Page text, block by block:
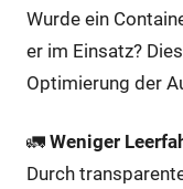
Wurde ein
er im Einsatz?
Optimierung der
🚛 Weniger
Durch